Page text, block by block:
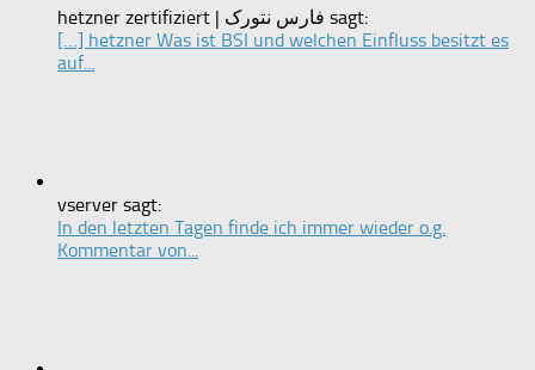
hetzner zertifiziert | فارس نتورک sagt:
[…] hetzner Was ist BSI und welchen Einfluss besitzt es
auf...
vserver sagt:
In den letzten Tagen finde ich immer wieder o.g.
Kommentar von...